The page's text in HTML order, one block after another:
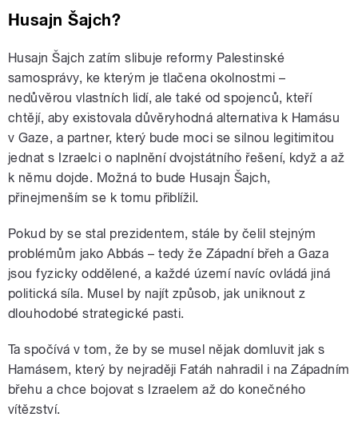
Husajn Šajch?
Husajn Šajch zatím slibuje reformy Palestinské
samosprávy, ke kterým je tlačena okolnostmi –
nedůvěrou vlastních lidí, ale také od spojenců, kteří
chtějí, aby existovala důvěryhodná alternativa k Hamásu
v Gaze, a partner, který bude moci se silnou legitimitou
jednat s Izraelci o naplnění dvojstátního řešení, když a až
k němu dojde. Možná to bude Husajn Šajch,
přinejmenším se k tomu přiblížil.
Pokud by se stal prezidentem, stále by čelil stejným
problémům jako Abbás – tedy že Západní břeh a Gaza
jsou fyzicky oddělené, a každé území navíc ovládá jiná
politická síla. Musel by najít způsob, jak uniknout z
dlouhodobé strategické pasti.
Ta spočívá v tom, že by se musel nějak domluvit jak s
Hamásem, který by nejraději Fatáh nahradil i na Západním
břehu a chce bojovat s Izraelem až do konečného
vítězství.